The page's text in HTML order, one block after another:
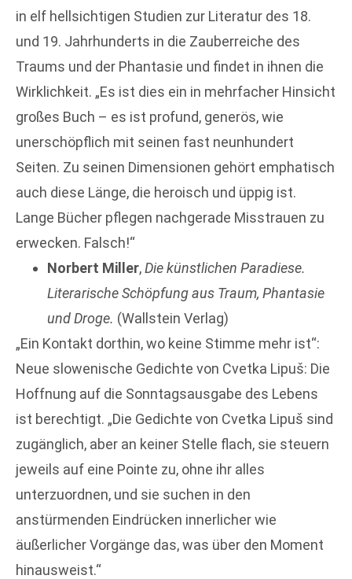
in elf hellsichtigen Studien zur Literatur des 18.
und 19. Jahrhunderts in die Zauberreiche des
Traums und der Phantasie und findet in ihnen die
Wirklichkeit. „Es ist dies ein in mehrfacher Hinsicht
großes Buch – es ist profund, generös, wie
unerschöpflich mit seinen fast neunhundert
Seiten. Zu seinen Dimensionen gehört emphatisch
auch diese Länge, die heroisch und üppig ist.
Lange Bücher pflegen nachgerade Misstrauen zu
erwecken. Falsch!“
Norbert Miller,Die künstlichen Paradiese.
Literarische Schöpfung aus Traum, Phantasie
und Droge. (Wallstein Verlag)
„Ein Kontakt dorthin, wo keine Stimme mehr ist“:
Neue slowenische Gedichte von Cvetka Lipuš: Die
Hoffnung auf die Sonntagsausgabe des Lebens
ist berechtigt. „Die Gedichte von Cvetka Lipuš sind
zugänglich, aber an keiner Stelle flach, sie steuern
jeweils auf eine Pointe zu, ohne ihr alles
unterzuordnen, und sie suchen in den
anstürmenden Ein­drücken innerlicher wie
äußerlicher Vorgänge das, was über den Moment
hinausweist.“